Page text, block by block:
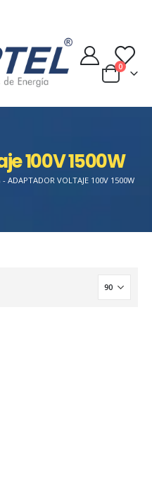
0
100V 1500W
- ADAPTADOR VOLTAJE 100V 1500W